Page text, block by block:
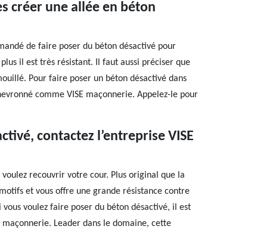
créer une allée en béton
de faire poser du béton désactivé pour
il est très résistant. Il faut aussi préciser que
Pour faire poser un béton désactivé dans
comme VISE maçonnerie. Appelez-le pour
contactez l’entreprise VISE
recouvrir votre cour. Plus original que la
et vous offre une grande résistance contre
voulez faire poser du béton désactivé, il est
Leader dans le domaine, cette